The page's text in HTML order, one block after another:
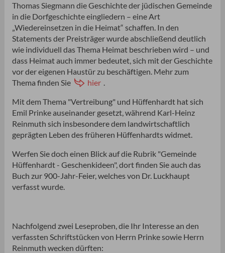
Thomas Siegmann die Geschichte der jüdischen Gemeinde
in die Dorfgeschichte eingliedern – eine Art
„Wiedereinsetzen in die Heimat“ schaffen. In den
Statements der Preisträger wurde abschließend deutlich
wie individuell das Thema Heimat beschrieben wird – und
dass Heimat auch immer bedeutet, sich mit der Geschichte
vor der eigenen Haustür zu beschäftigen. Mehr zum
Thema finden Sie
hier .
Mit dem Thema "Vertreibung" und Hüffenhardt hat sich
Emil Prinke auseinander gesetzt, während Karl-Heinz
Reinmuth sich insbesondere dem landwirtschaftlich
geprägten Leben des früheren Hüffenhardts widmet.
Werfen Sie doch einen Blick auf die Rubrik "Gemeinde
Hüffenhardt - Geschenkideen", dort finden Sie auch das
Buch zur 900-Jahr-Feier, welches von Dr. Luckhaupt
verfasst wurde.
Nachfolgend zwei Leseproben, die Ihr Interesse an den
verfassten Schriftstücken von Herrn Prinke sowie Herrn
Reinmuth wecken dürften: